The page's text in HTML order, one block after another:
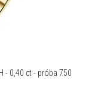
- 0,40 ct - próba 750